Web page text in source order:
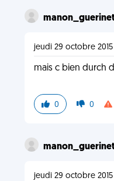
jeudi 29 octobre 2015
mais c bien durch
0 0
jeudi 29 octobre 2015